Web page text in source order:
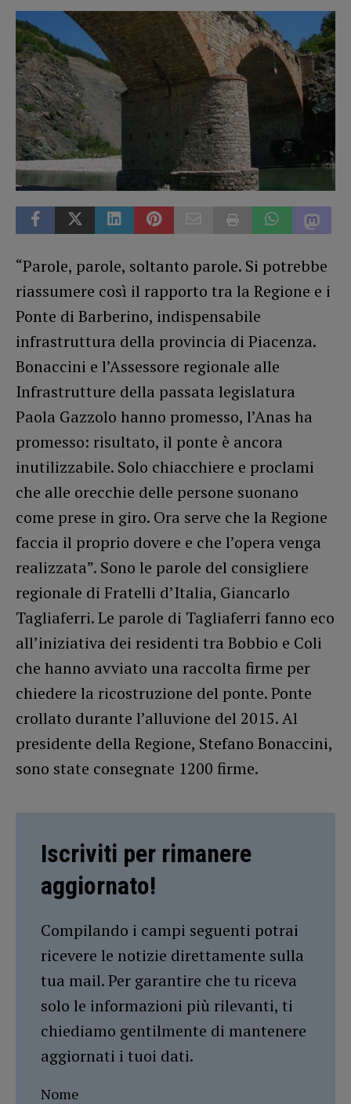
“Parole, parole, soltanto parole. Si potrebbe
riassumere così il rapporto tra la Regione e i
Ponte di Barberino, indispensabile
infrastruttura della provincia di Piacenza.
Bonaccini e l’Assessore regionale alle
Infrastrutture della passata legislatura
Paola Gazzolo hanno promesso, l’Anas ha
promesso: risultato, il ponte è ancora
inutilizzabile. Solo chiacchiere e proclami
che alle orecchie delle persone suonano
come prese in giro. Ora serve che la Regione
faccia il proprio dovere e che l’opera venga
realizzata”. Sono le parole del consigliere
regionale di Fratelli d’Italia, Giancarlo
Tagliaferri. Le parole di Tagliaferri fanno eco
all’iniziativa dei residenti tra Bobbio e Coli
che hanno avviato una raccolta firme per
chiedere la ricostruzione del ponte. Ponte
crollato durante l’alluvione del 2015. Al
presidente della Regione, Stefano Bonaccini,
sono state consegnate 1200 firme.
Iscriviti per rimanere
aggiornato!
Compilando i campi seguenti potrai
ricevere le notizie direttamente sulla
tua mail. Per garantire che tu riceva
solo le informazioni più rilevanti, ti
chiediamo gentilmente di mantenere
aggiornati i tuoi dati.
Nome